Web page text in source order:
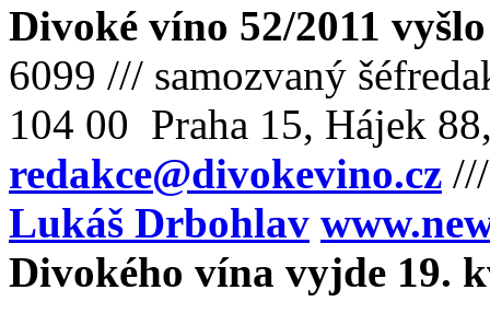
Divoké víno 52/2011
6099 /// samozvaný
104 00 Praha 15, Hájek
redakce@divokevino.cz
Lukáš Drbohlav
Divokého vína vyjde 19.